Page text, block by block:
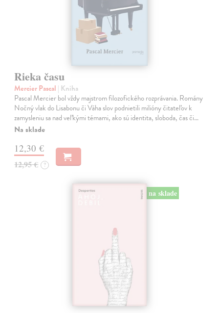
Rieka času
Mercier Pascal | Kniha
Pascal Mercier bol vždy majstrom filozofického rozprávania. Romány
Nočný vlak do Lisabonu či Váha slov podnietili milióny čitateľov k
zamysleniu sa nad veľkými témami, ako sú identita, sloboda, čas či…
Na sklade
12,30 €
12,95 € ?
na sklade